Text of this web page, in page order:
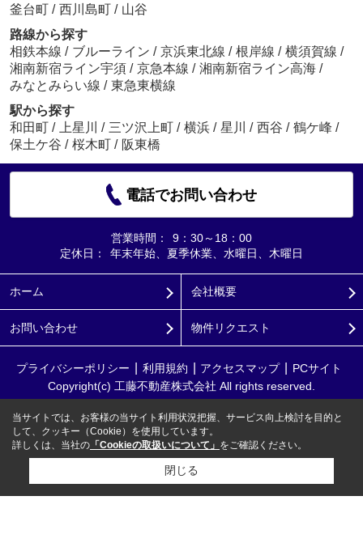
釜台町 / 西川島町 / 山谷
路線から探す
相鉄本線 / ブルーライン / 京浜東北線 / 根岸線 / 横須賀線 /
湘南新宿ライン宇須 / 京急本線 / 湘南新宿ライン高海 /
みなとみらい線 / 東急東横線
駅から探す
和田町 / 上星川 / 三ツ沢上町 / 横浜 / 星川 / 西谷 / 鶴ケ峰 /
保土ケ谷 / 桜木町 / 阪東橋
電話でお問い合わせ
営業時間：
9：30～18：00
定休日：
年末年始、夏季休業、水曜日、木曜日
ホーム 会社概要
お問い合わせ 物件リクエスト
プライバシーポリシー 利用規約 アクセスマップ
PCサイト
Copyright(c) 工藤不動産株式会社 All rights reserved.
当サイトでは、お客様の当サイト利用状況把握、サービス向上検討を目的と
して、クッキー（Cookie）を使用しています。
詳しくは、当社の 「Cookieの取扱いについて」 をご確認ください。
閉じる